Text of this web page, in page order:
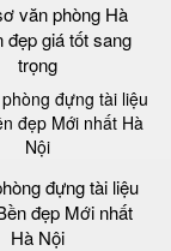
văn phòng Hà
đẹp giá tốt sang
trọng
đựng tài liệu
đẹp Mới nhất
Hà Nội